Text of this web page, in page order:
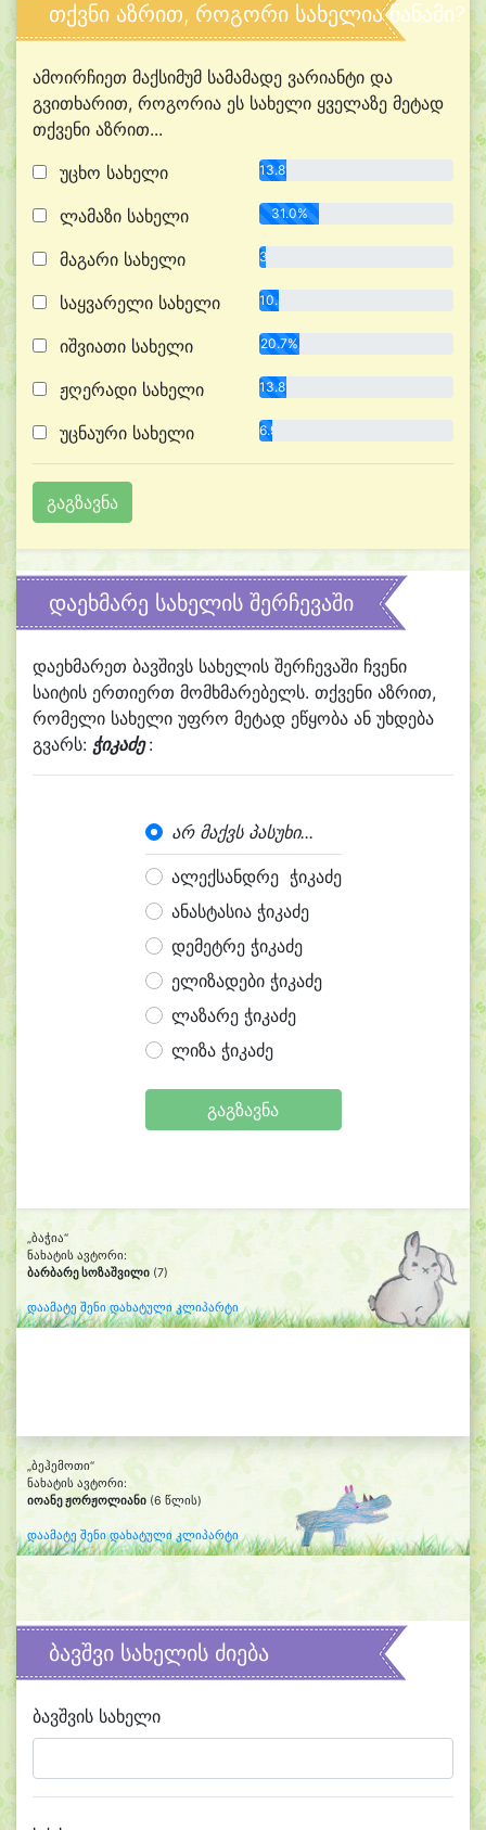
თქვნი აზრით, როგორი სახელია ნანამი?
ამოირჩიეთ მაქსიმუმ სამამადე ვარიანტი და
გვითხარით, როგორია ეს სახელი ყველაზე მეტად
თქვენი აზრით...
უცხო სახელი
13.8%
ლამაზი სახელი 31.0%
მაგარი სახელი 3.4%
საყვარელი სახელი 10.3%
იშვიათი სახელი 20.7%
ჟღერადი სახელი 13.8%
უცნაური სახელი 6.9%
დაეხმარე სახელის შერჩევაში
დაეხმარეთ ბავშივს სახელის შერჩევაში ჩვენი
საიტის ერთიერთ მომხმარებელს. თქვენი აზრით,
რომელი სახელი უფრო მეტად ეწყობა ან უხდება
გვარს: ჭიკაძე:
არ მაქვს პასუხი...
ალექსანდრე ჭიკაძე
ანასტასია ჭიკაძე
დემეტრე ჭიკაძე
ელიზადები ჭიკაძე
ლაზარე ჭიკაძე
ლიზა ჭიკაძე
გაგზავნა
„ბაჭია“
ნახატის ავტორი:
ბარბარე სოზაშვილი (7)
დაამატე შენი დახატული კლიპარტი
„ბეჰემოთი“
ნახატის ავტორი:
იოანე ჟორჟოლიანი (6 წლის)
დაამატე შენი დახატული კლიპარტი
ბავშვი სახელის ძიება
ბავშვის სახელი